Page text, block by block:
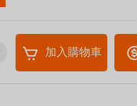
加入購物車